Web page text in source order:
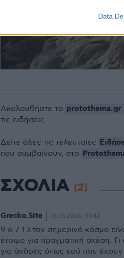
Data
Ακολουθήστε το protothema.gr
τις ειδήσεις
Δείτε όλες τις τελευταίες
που συμβαίνουν, στο
ΣΧΟΛΙΑ (2)
Grecko.Site 15.05.2026, 09:42
9 6 7 1 Στον σημερινό κόσμο
έτοιμο για πραγματική σχέση.
για άνδρες όπως εσύ που